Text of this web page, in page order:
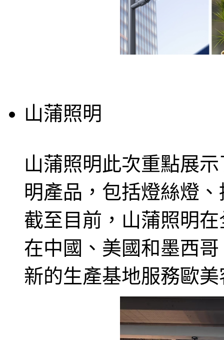
山蒲照明
山蒲照明此次重點展
明產品，包括燈絲燈
截至目前，山蒲照明
在中國、美國和墨西
新的生產基地服務歐